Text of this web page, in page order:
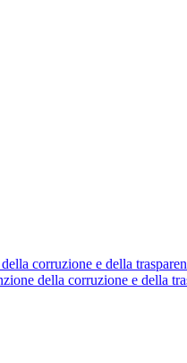
corruzione e della
della corruzione e della